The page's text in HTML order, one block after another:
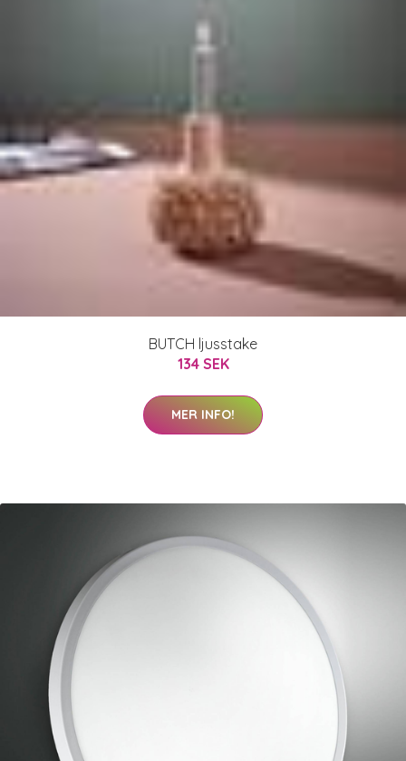
BUTCH ljusstake
134 SEK
MER INFO!